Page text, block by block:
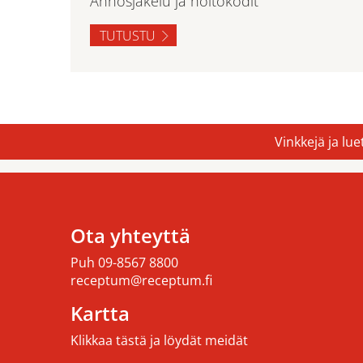
TUTUSTU
Vinkkejä ja
Ota yhteyttä
Puh 09-8567 8800
receptum@receptum.fi
Kartta
Klikkaa tästä ja löydät meidät